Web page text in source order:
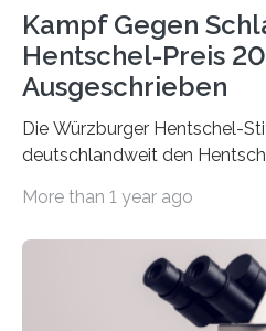
Kampf Gegen
Hentschel-Preis
Ausgeschrieben
Die Würzburger Hentschel-
deutschlandweit den
hochrangige
Schlaganfall“ mit Sitz in
Schlaganfallforschung, um
Betroffenen zu verbessern.
More than 1 year ago